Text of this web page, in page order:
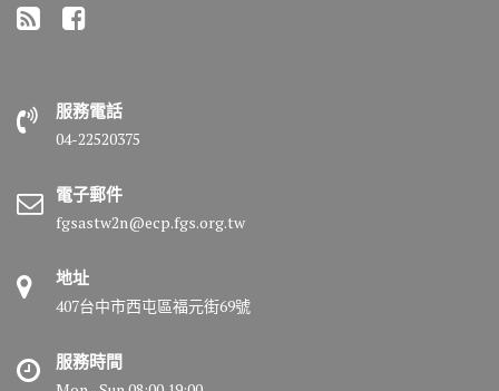
服務電話
04-22520375
電子郵件
fgsastw2n@ecp.fgs.org.tw
地址
407台中市西屯區福元街69號
服務時間